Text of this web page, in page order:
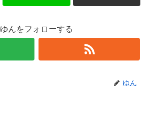
ゆんをフォローする
ゆん